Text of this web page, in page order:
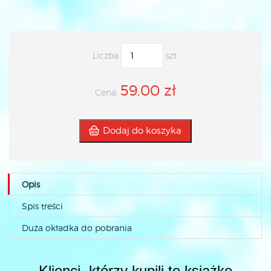
Liczba szt.
Cena: 59.00 zł
Dodaj do koszyka
Opis
Spis treści
Duża okładka do pobrania